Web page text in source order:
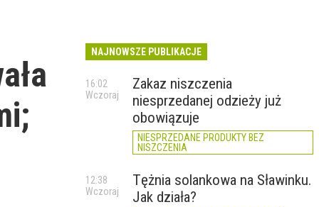
NAJNOWSZE PUBLIKACJE
Zakaz niszczenia
niesprzedanej odzieży już
obowiązuje
NIESPRZEDANE PRODUKTY BEZ
NISZCZENIA
16:02
Wczoraj
Tężnia solankowa na Sławinku.
Jak działa?
12:38
Wczoraj